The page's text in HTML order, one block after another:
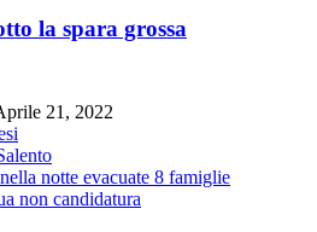
la spara grossa
21, 2022
notte evacuate 8 famiglie
non candidatura